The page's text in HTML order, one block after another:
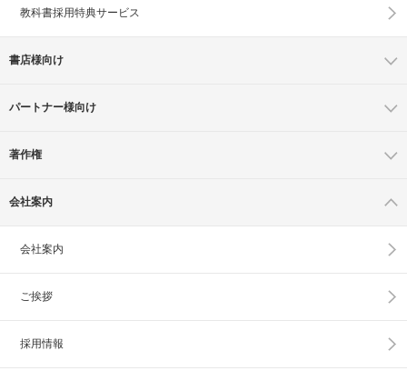
教科書採用特典サービス
書店様向け
パートナー様向け
著作権
会社案内
会社案内
ご挨拶
採用情報